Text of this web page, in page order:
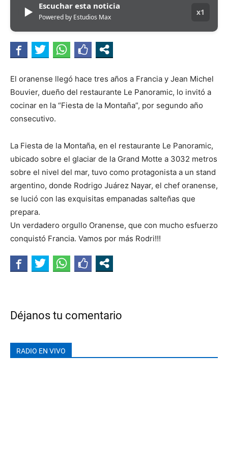
▶ Escuchar esta noticia
Powered by Estudios Max
x1
El oranense llegó hace tres años a Francia y Jean Michel
Bouvier, dueño del restaurante Le Panoramic, lo invitó a
cocinar en la “Fiesta de la Montaña”, por segundo año
consecutivo.
La Fiesta de la Montaña, en el restaurante Le Panoramic,
ubicado sobre el glaciar de la Grand Motte a 3032 metros
sobre el nivel del mar, tuvo como protagonista a un stand
argentino, donde Rodrigo Juárez Nayar, el chef oranense,
se lució con las exquisitas empanadas salteñas que
prepara.
Un verdadero orgullo Oranense, que con mucho esfuerzo
conquistó Francia. Vamos por más Rodri!!!
Déjanos tu comentario
RADIO EN VIVO